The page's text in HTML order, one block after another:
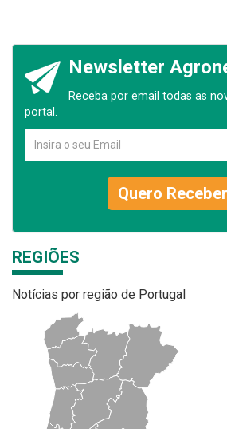
Newsletter
Receba por email todas as
portal.
Quero
REGIÕES
Notícias por região de Portugal